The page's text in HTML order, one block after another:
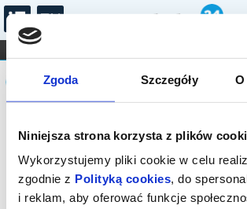
Zgoda Szczegóły
Niniejsza strona korzysta z plików
Wykorzystujemy pliki cookie w celu
zgodnie z Polityką cookies, do
i reklam, aby oferować funkcje
FILHARMONIA OPERA I BALET
DLA DZIECI
Komunikat
Sprzedaż biletów on-line na
została zakończona.